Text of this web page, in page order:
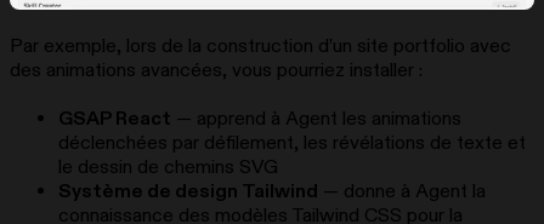
Par exemple, lors de la construction d’un site portfolio avec
des animations avancées, vous pourriez installer :
GSAP React — apprend à Agent les animations
déclenchées par défilement, les révélations de texte et
le dessin de chemins SVG
Système de design Tailwind — donne à Agent la
connaissance des modèles Tailwind CSS pour la